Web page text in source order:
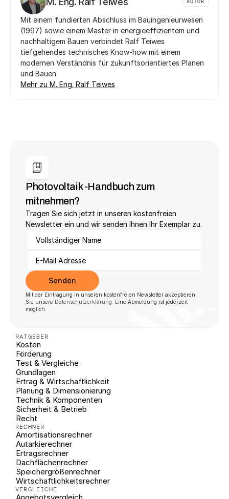
Mit einem fundierten Abschluss im Bauingenieurwesen
(1997) sowie einem Master in energieeffizientem und
nachhaltigem Bauen verbindet Ralf Teiwes
tiefgehendes technisches Know-how mit einem
modernen Verständnis für zukunftsorientiertes Planen
und Bauen.
Mehr zu M. Eng. Ralf Teiwes
Photovoltaik -Handbuch zum
mitnehmen?
Tragen Sie sich jetzt in unseren kostenfreien
Newsletter ein und wir senden Ihnen Ihr Exemplar zu.
Senden
Mit der Eintragung in unseren kostenfreien Newsletter akzeptieren
Sie unsere Datenschutzerklärung . Eine Abmeldung ist jederzeit
möglich.
RATGEBER
Kosten
Förderung
Test & Vergleiche
Grundlagen
Ertrag & Wirtschaftlichkeit
Planung & Dimensionierung
Technik & Komponenten
Sicherheit & Betrieb
Recht
RECHNER
Amortisationsrechner
Autarkierechner
Ertragsrechner
Dachflächenrechner
Speichergrößenrechner
Wirtschaftlichkeitsrechner
VERGLEICHE